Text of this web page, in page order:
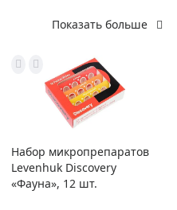
Показать больше
Набор микропрепаратов
Levenhuk Discovery
«Фауна», 12 шт.